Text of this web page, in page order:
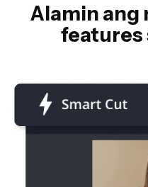
Alamin ang
features